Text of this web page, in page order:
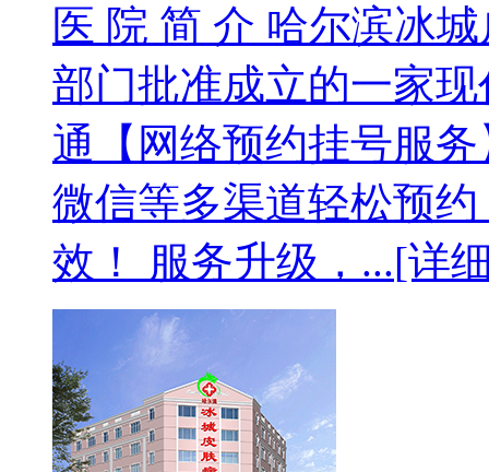
医 院 简 介 哈尔滨冰
部门批准成立的一家
通【网络预约挂号服
微信等多渠道轻松预
效！ 服务升级，...[详